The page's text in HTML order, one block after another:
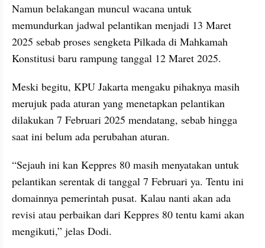
Namun belakangan muncul wacana untuk
memundurkan jadwal pelantikan menjadi 13 Maret
2025 sebab proses sengketa Pilkada di Mahkamah
Konstitusi baru rampung tanggal 12 Maret 2025.
Meski begitu, KPU Jakarta mengaku pihaknya masih
merujuk pada aturan yang menetapkan pelantikan
dilakukan 7 Februari 2025 mendatang, sebab hingga
saat ini belum ada perubahan aturan.
“Sejauh ini kan Keppres 80 masih menyatakan untuk
pelantikan serentak di tanggal 7 Februari ya. Tentu ini
domainnya pemerintah pusat. Kalau nanti akan ada
revisi atau perbaikan dari Keppres 80 tentu kami akan
mengikuti,” jelas Dodi.